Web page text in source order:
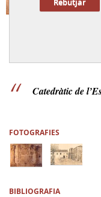
Catedràtic de
FOTOGRAFIES
BIBLIOGRAFIA